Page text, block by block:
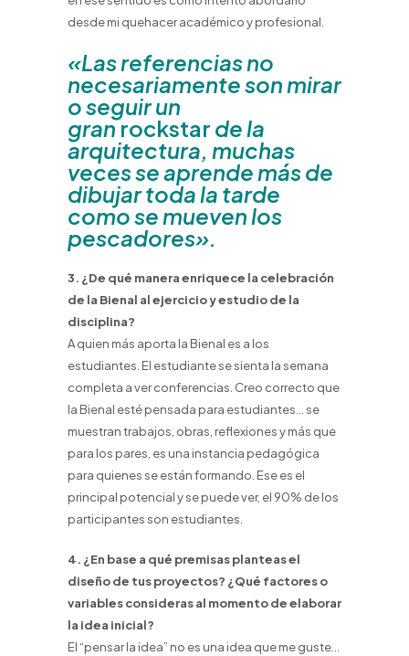
desde mi quehacer académico y profesional.
«Las referencias no
necesariamente son mirar
o seguir un
granrockstar de la
arquitectura, muchas
veces se aprende más de
dibujar toda la tarde
como se mueven los
pescadores».
3. ¿De qué manera enriquece la celebración
de la Bienal al ejercicio y estudio de la
disciplina?
A quien más aporta la Bienal es a los
estudiantes. El estudiante se sienta la semana
completa a ver conferencias. Creo correcto que
la Bienal esté pensada para estudiantes… se
muestran trabajos, obras, reflexiones y más que
para los pares, es una instancia pedagógica
para quienes se están formando. Ese es el
principal potencial y se puede ver, el 90% de los
participantes son estudiantes.
4. ¿En base a qué premisas planteas el
diseño de tus proyectos? ¿Qué factores o
variables consideras al momento de elaborar
la idea inicial?
El “pensar la idea” no es una idea que me guste…